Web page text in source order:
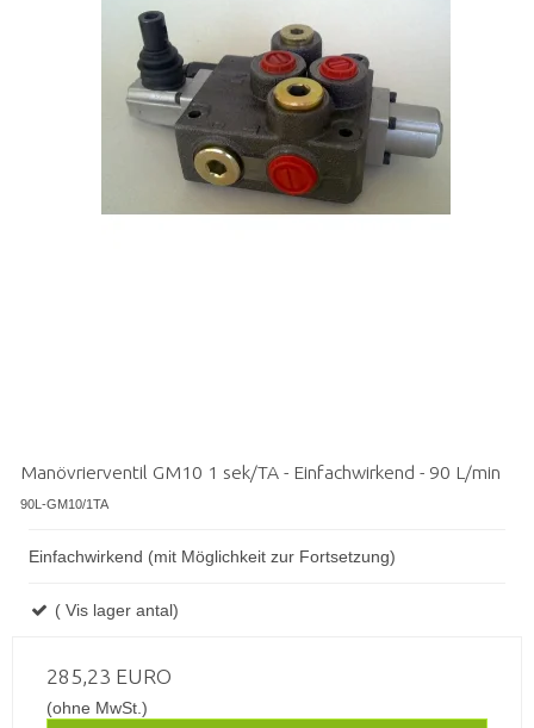
Manövrierventil GM10 1 sek/TA - Einfachwirkend - 90 L/min
90L-GM10/1TA
Einfachwirkend (mit Möglichkeit zur Fortsetzung)
( Vis lager antal)
285,23 EURO
(ohne MwSt.)